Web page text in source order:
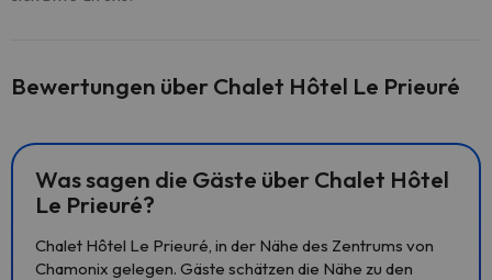
Bewertungen über Chalet Hôtel Le Prieuré
Was sagen die Gäste über Chalet Hôtel
Le Prieuré?
Chalet Hôtel Le Prieuré, in der Nähe des Zentrums von
Chamonix gelegen. Gäste schätzen die Nähe zu den